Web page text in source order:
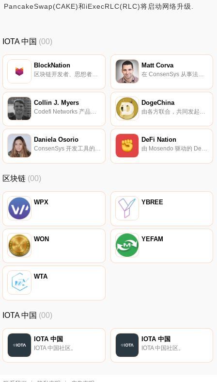
PancakeSwap(CAKE)和iExecRLC(RLC)将启动网络升级.
IOTA 中国 (00)
BlockNation
区块链开发者、思想者、投资者的社区。
Matt Corva
在 ConsenSys 从事法律相关的工作。
Collin J. Myers DogeChina
Daniela Osorio
ConsenSys 开发工具的执行总监。
DeFi Nation
由 Mosendo 驱动的 DeFi 社区。
区块链 (00)
WPX YBREE
WON YEFAM
WTA
IOTA 中国 (00)
IOTA 中国
IOTA 中国社区。
IOTA 中国
IOTA 中国社区。